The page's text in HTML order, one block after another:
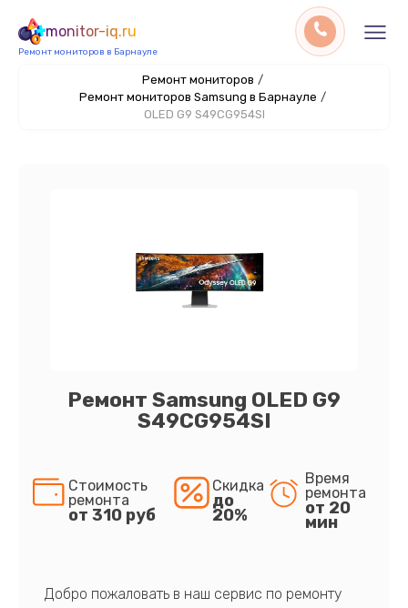
monitor-iq.ru
Ремонт мониторов в Барнауле
Ремонт мониторов /
Ремонт мониторов Samsung в Барнауле /
OLED G9 S49CG954SI
Ремонт Samsung OLED G9
S49CG954SI
Стоимость
ремонта
от 310 руб
Скидка
до
20%
Время
ремонта
от 20
мин
Добро пожаловать в наш сервис по ремонту